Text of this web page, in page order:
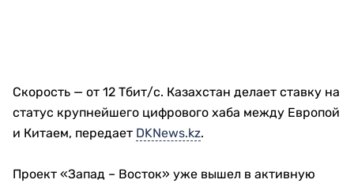
Скорость — от 12 Тбит/с. Казахстан делает ставку на
статус крупнейшего цифрового хаба между Европой
и Китаем, передает DKNews.kz.
Проект «Запад – Восток» уже вышел в активную